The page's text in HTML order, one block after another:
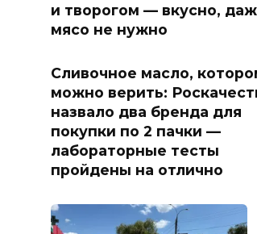
и творогом — вкусно,
мясо не нужно
Сливочное масло,
можно верить:
назвало два бренда для
покупки по 2 пачки —
лабораторные тесты
пройдены на отлично